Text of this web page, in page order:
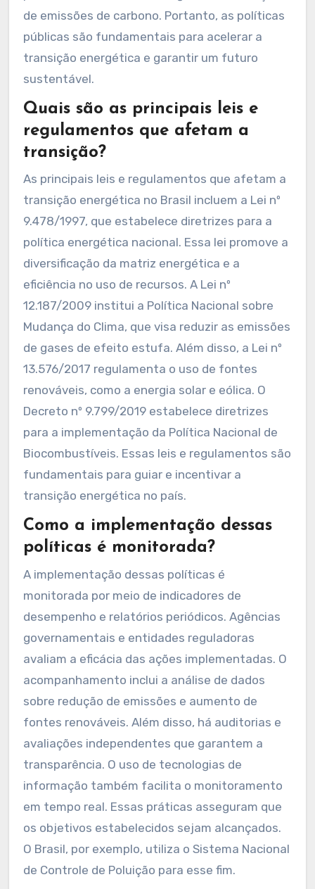
de emissões de carbono. Portanto, as políticas
públicas são fundamentais para acelerar a
transição energética e garantir um futuro
sustentável.
Quais são as principais leis e
regulamentos que afetam a
transição?
As principais leis e regulamentos que afetam a
transição energética no Brasil incluem a Lei nº
9.478/1997, que estabelece diretrizes para a
política energética nacional. Essa lei promove a
diversificação da matriz energética e a
eficiência no uso de recursos. A Lei nº
12.187/2009 institui a Política Nacional sobre
Mudança do Clima, que visa reduzir as emissões
de gases de efeito estufa. Além disso, a Lei nº
13.576/2017 regulamenta o uso de fontes
renováveis, como a energia solar e eólica. O
Decreto nº 9.799/2019 estabelece diretrizes
para a implementação da Política Nacional de
Biocombustíveis. Essas leis e regulamentos são
fundamentais para guiar e incentivar a
transição energética no país.
Como a implementação dessas
políticas é monitorada?
A implementação dessas políticas é
monitorada por meio de indicadores de
desempenho e relatórios periódicos. Agências
governamentais e entidades reguladoras
avaliam a eficácia das ações implementadas. O
acompanhamento inclui a análise de dados
sobre redução de emissões e aumento de
fontes renováveis. Além disso, há auditorias e
avaliações independentes que garantem a
transparência. O uso de tecnologias de
informação também facilita o monitoramento
em tempo real. Essas práticas asseguram que
os objetivos estabelecidos sejam alcançados.
O Brasil, por exemplo, utiliza o Sistema Nacional
de Controle de Poluição para esse fim.